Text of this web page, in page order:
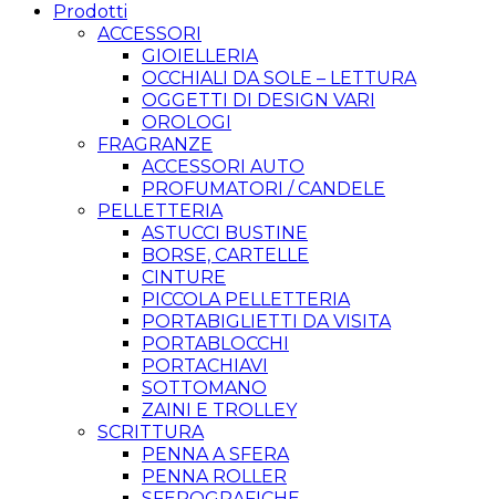
Prodotti
ACCESSORI
GIOIELLERIA
OCCHIALI DA SOLE – LETTURA
OGGETTI DI DESIGN VARI
OROLOGI
FRAGRANZE
ACCESSORI AUTO
PROFUMATORI / CANDELE
PELLETTERIA
ASTUCCI BUSTINE
BORSE, CARTELLE
CINTURE
PICCOLA PELLETTERIA
PORTABIGLIETTI DA VISITA
PORTABLOCCHI
PORTACHIAVI
SOTTOMANO
ZAINI E TROLLEY
SCRITTURA
PENNA A SFERA
PENNA ROLLER